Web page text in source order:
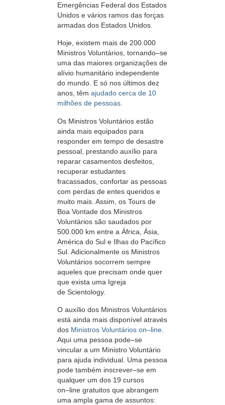
Emergências Federal dos Estados
Unidos e vários ramos das forças
armadas dos Estados Unidos.
Hoje, existem mais de 200.000
Ministros Voluntários, tornando–se
uma das maiores organizações de
alívio humanitário independente
do mundo. E só nos últimos dez
anos, têm ajudado cerca de 10
milhões de pessoas
Os Ministros Voluntários estão
ainda mais equipados para
responder em tempo de desastre
pessoal, prestando auxílio para
reparar casamentos desfeitos,
recuperar estudantes
fracassados, confortar as pessoas
com perdas de entes queridos e
muito mais. Assim, os Tours de
Boa Vontade dos Ministros
Voluntários são saudados por
500.000 km entre a África, Ásia,
América do Sul e Ilhas do Pacífico
Sul. Adicionalmente os Ministros
Voluntários socorrem sempre
aqueles que precisam onde quer
que exista uma Igreja
de Scientology.
O auxílio dos Ministros Voluntários
está ainda mais disponível através
dos Ministros Voluntários on–line
Aqui uma pessoa pode–se
vincular a um Ministro Voluntário
para ajuda individual. Uma pessoa
pode também inscrever–se em
qualquer um dos 19 cursos
on–line gratuitos que abrangem
uma ampla gama de assuntos: